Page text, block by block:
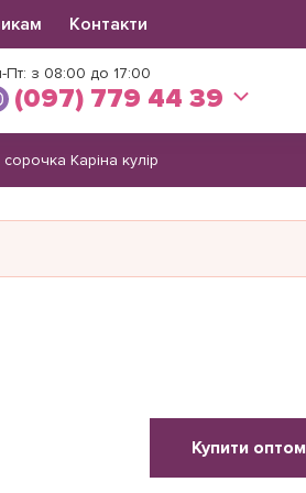
Контакти
Пт: з 08:00 до 17:00
(097) 779 44 39
Вікторія
(066) 560 34 03
Каріна кулір
Купити оптом